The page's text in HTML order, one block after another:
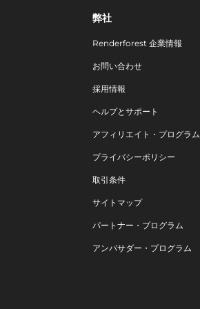
弊社
Renderforest 企業情報
お問い合わせ
採用情報
ヘルプとサポート
アフィリエイト・プログラム
プライバシーポリシー
取引条件
サイトマップ
パートナー・プログラム
アンバサダー・プログラム